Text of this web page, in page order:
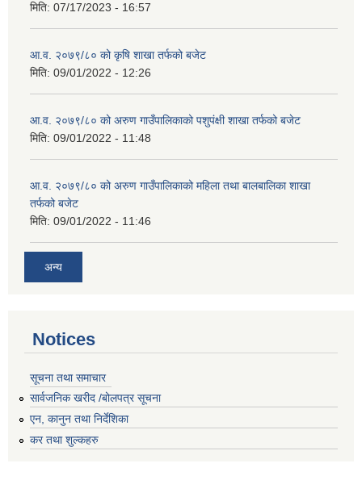
मिति: 07/17/2023 - 16:57
आ.व. २०७९/८० को कृषि शाखा तर्फको बजेट
मिति: 09/01/2022 - 12:26
आ.व. २०७९/८० को अरुण गाउँपालिकाको पशुपंक्षी शाखा तर्फको बजेट
मिति: 09/01/2022 - 11:48
आ.व. २०७९/८० को अरुण गाउँपालिकाको महिला तथा बालबालिका शाखा
तर्फको बजेट
मिति: 09/01/2022 - 11:46
अन्य
Notices
सूचना तथा समाचार
सार्वजनिक खरीद /बोलपत्र सूचना
एन, कानुन तथा निर्देशिका
कर तथा शुल्कहरु